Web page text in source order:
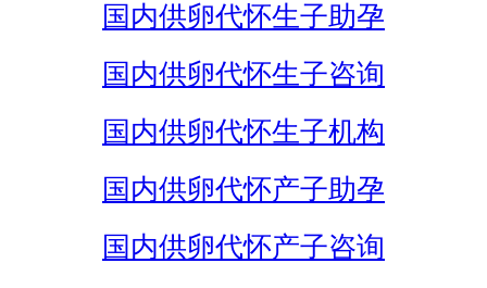
国内供卵代怀生子助孕
国内供卵代怀生子咨询
国内供卵代怀生子机构
国内供卵代怀产子助孕
国内供卵代怀产子咨询